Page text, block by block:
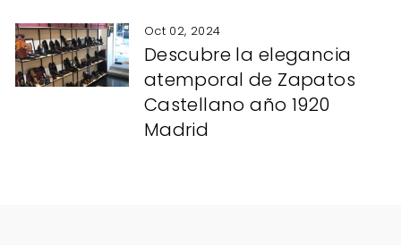
Oct 02, 2024
Descubre la elegancia
atemporal de Zapatos
Castellano año 1920
Madrid